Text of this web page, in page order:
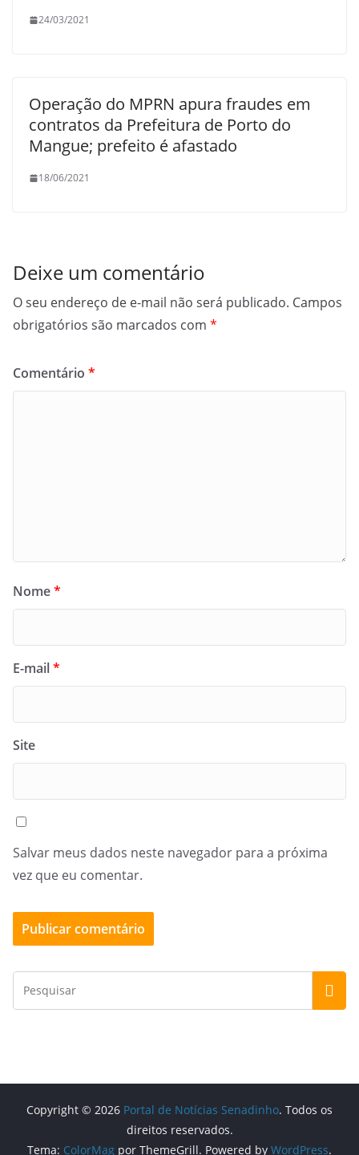
24/03/2021
Operação do MPRN apura fraudes em
contratos da Prefeitura de Porto do
Mangue; prefeito é afastado
18/06/2021
Deixe um comentário
O seu endereço de e-mail não será publicado. Campos
obrigatórios são marcados com *
Comentário *
Nome*
E-mail*
Site
Salvar meus dados neste navegador para a próxima
vez que eu comentar.
Copyright © 2026 Portal de Notícias Senadinho. Todos os
direitos reservados.
Tema: ColorMag por ThemeGrill. Powered by WordPress.